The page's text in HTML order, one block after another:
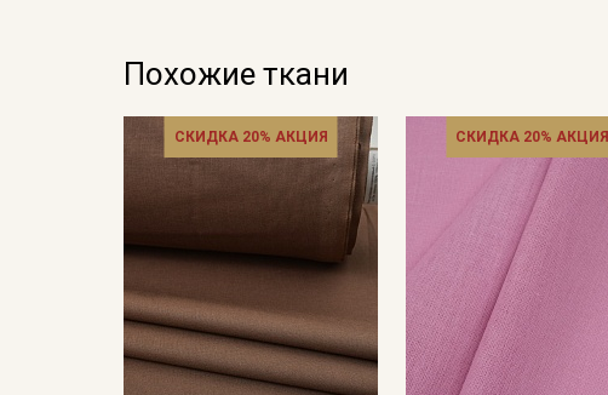
Похожие ткани
СКИДКА 20% АКЦИЯ СКИДКА 20% АКЦИЯ